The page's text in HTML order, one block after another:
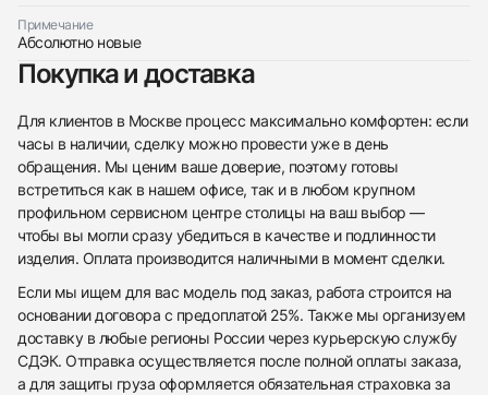
Примечание
Абсолютно новые
Покупка и доставка
Для клиентов в Москве процесс максимально комфортен: если
часы в наличии, сделку можно провести уже в день
обращения. Мы ценим ваше доверие, поэтому готовы
встретиться как в нашем офисе, так и в любом крупном
профильном сервисном центре столицы на ваш выбор —
чтобы вы могли сразу убедиться в качестве и подлинности
изделия. Оплата производится наличными в момент сделки.
Если мы ищем для вас модель под заказ, работа строится на
основании договора с предоплатой 25%. Также мы организуем
доставку в любые регионы России через курьерскую службу
СДЭК. Отправка осуществляется после полной оплаты заказа,
а для защиты груза оформляется обязательная страховка за